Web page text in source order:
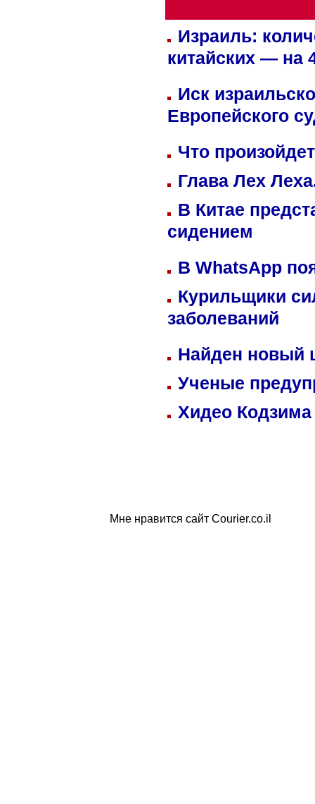
Израиль:
китайских — на
Иск
Европейского
Что
Глава Лех
В Китае
сидением
В WhatsApp
Курильщики
заболеваний
Найден
Ученые
Хидео
Мне нравится сайт Courier.co.il